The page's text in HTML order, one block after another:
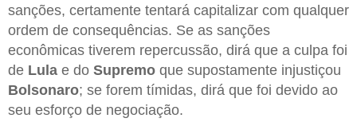
sanções, certamente tentará capitalizar com qualquer
ordem de consequências. Se as sanções
econômicas tiverem repercussão, dirá que a culpa foi
de Lula e do Supremo que supostamente injustiçou
Bolsonaro; se forem tímidas, dirá que foi devido ao
seu esforço de negociação.